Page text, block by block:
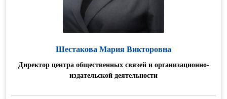
Шестакова Мария Викторовна
Директор центра общественных связей и организационно-
издательской деятельности